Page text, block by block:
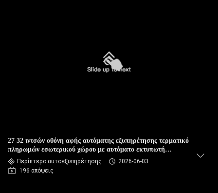
27 32 ιντσών οθόνη αφής αυτόματης εξυπηρέτησης τερματικό
πληρωμών εσωτερικού χώρου με αυτόματο εκτυπωτή
αποδείξεων, διανομέα καρτών, ανακυκλωτή μετρητών/
νομισμάτων
Περίπτερο αυτοεξυπηρέτησης
2026-06-03
196 απόψεις